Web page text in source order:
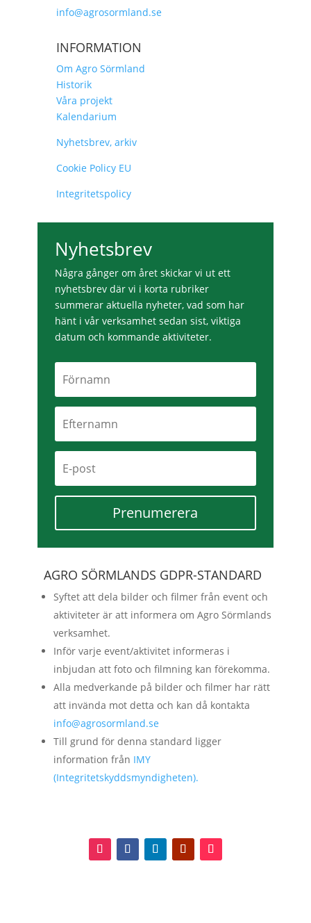
info@agrosormland.se
INFORMATION
Om Agro Sörmland
Historik
Våra projekt
Kalendarium
Nyhetsbrev, arkiv
Cookie Policy EU
Integritetspolicy
Nyhetsbrev
Några gånger om året skickar vi ut ett
nyhetsbrev där vi i korta rubriker
summerar aktuella nyheter, vad som har
hänt i vår verksamhet sedan sist, viktiga
datum och kommande aktiviteter.
Prenumerera
AGRO SÖRMLANDS GDPR-STANDARD
Syftet att dela bilder och filmer från event och
aktiviteter är att informera om Agro Sörmlands
verksamhet.
Inför varje event/aktivitet informeras i
inbjudan att foto och filmning kan förekomma.
Alla medverkande på bilder och filmer har rätt
att invända mot detta och kan då kontakta
info@agrosormland.se
Till grund för denna standard ligger
information från IMY
(Integritetskyddsmyndigheten).